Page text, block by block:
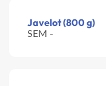
Javelot (800 g)
SEM -